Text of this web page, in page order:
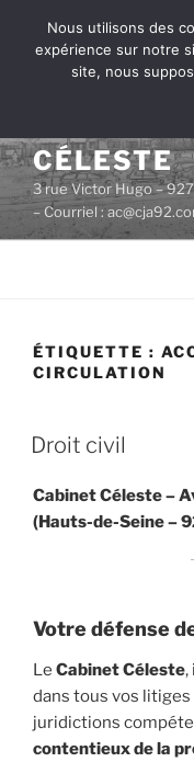
contenu
CABINET
CÉLESTE
3 rue Victor Hugo –
– Courriel :
ÉTIQUETTE :
CIRCULATION
PUBLIÉ
LE
Droit civil
Cabinet Céleste –
(Hauts-de-Seine –
Votre défense
Le Cabinet Céleste,
dans tous vos
juridictions
contentieux de la
Nous utilisons des
expérience sur notre
site, nous